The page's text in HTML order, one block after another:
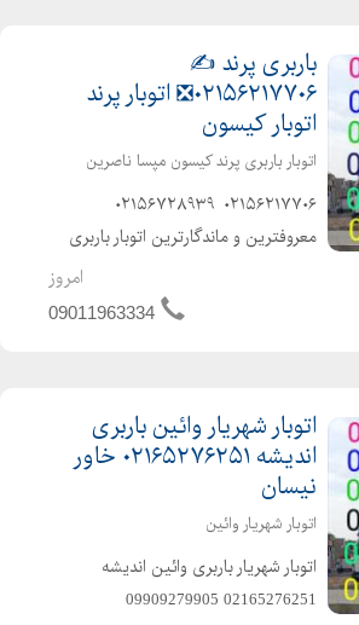
باربری پرند ✍️
۰۲۱۵۶۲۱۷۷۰۶❎ اتوبار پرند
اتوبار کیسون
اتوبار باربری پرند کیسون مپسا ناصرین
معروفترین و ماندگارترین اتوبار باربری
پرند متخصص در حمل و نقل اثاثیه منزل
وجهیزیه و مبلمان و شرکتها و غیره باکادر
امروز
09011963334
اتوبار شهریار وائین باربری
اندیشه ۰۲۱۶۵۲۷۶۲۵۱ خاور
نیسان
اتوبار شهریار وائین
️اتوبار شهریار باربری وائین اندیشه
02165276251 ️09909279905